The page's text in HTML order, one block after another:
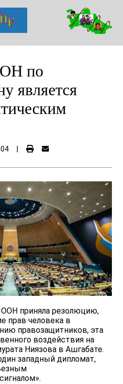
по
является
ООН приняла резолюцию,
прав человека в
правозащитников, эта
воздействия на
Ниязова в Ашгабате.
западный дипломат,